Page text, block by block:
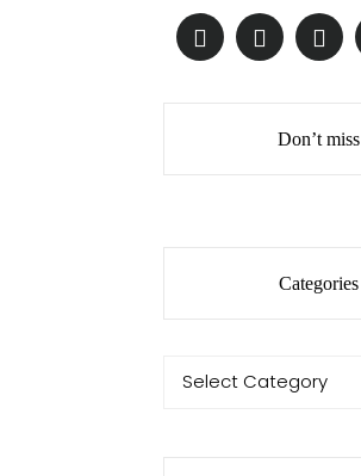
Don’t miss
Categories
Categories
Select Category
Categories